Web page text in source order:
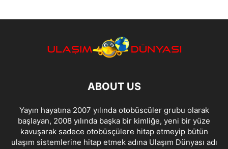
ABOUT US
Yayın hayatına 2007 yılında otobüscüler grubu olarak
başlayan, 2008 yılında başka bir kimliğe, yeni bir yüze
kavuşarak sadece otobüsçülere hitap etmeyip bütün
ulaşım sistemlerine hitap etmek adına Ulaşım Dünyası adı